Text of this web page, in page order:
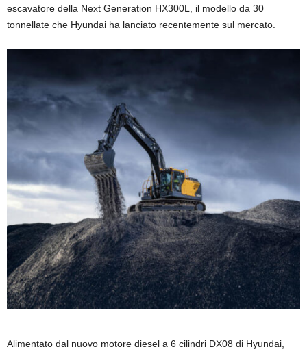
escavatore della Next Generation HX300L, il modello da 30
tonnellate che Hyundai ha lanciato recentemente sul mercato.
Alimentato dal nuovo motore diesel a 6 cilindri DX08 di Hyundai,